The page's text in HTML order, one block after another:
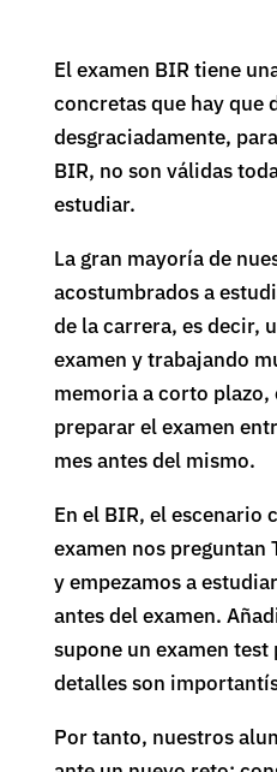
El examen BIR tiene
concretas que hay que
desgraciadamente,
BIR, no son válidas
estudiar.
La gran mayoría de
acostumbrados a
de la carrera, es decir,
examen y trabajando
memoria a corto plazo,
preparar el examen
mes antes del mismo.
En el BIR, el escenario
examen nos preguntan
y empezamos a
antes del examen.
supone un examen test
detalles son
Por tanto, nuestros